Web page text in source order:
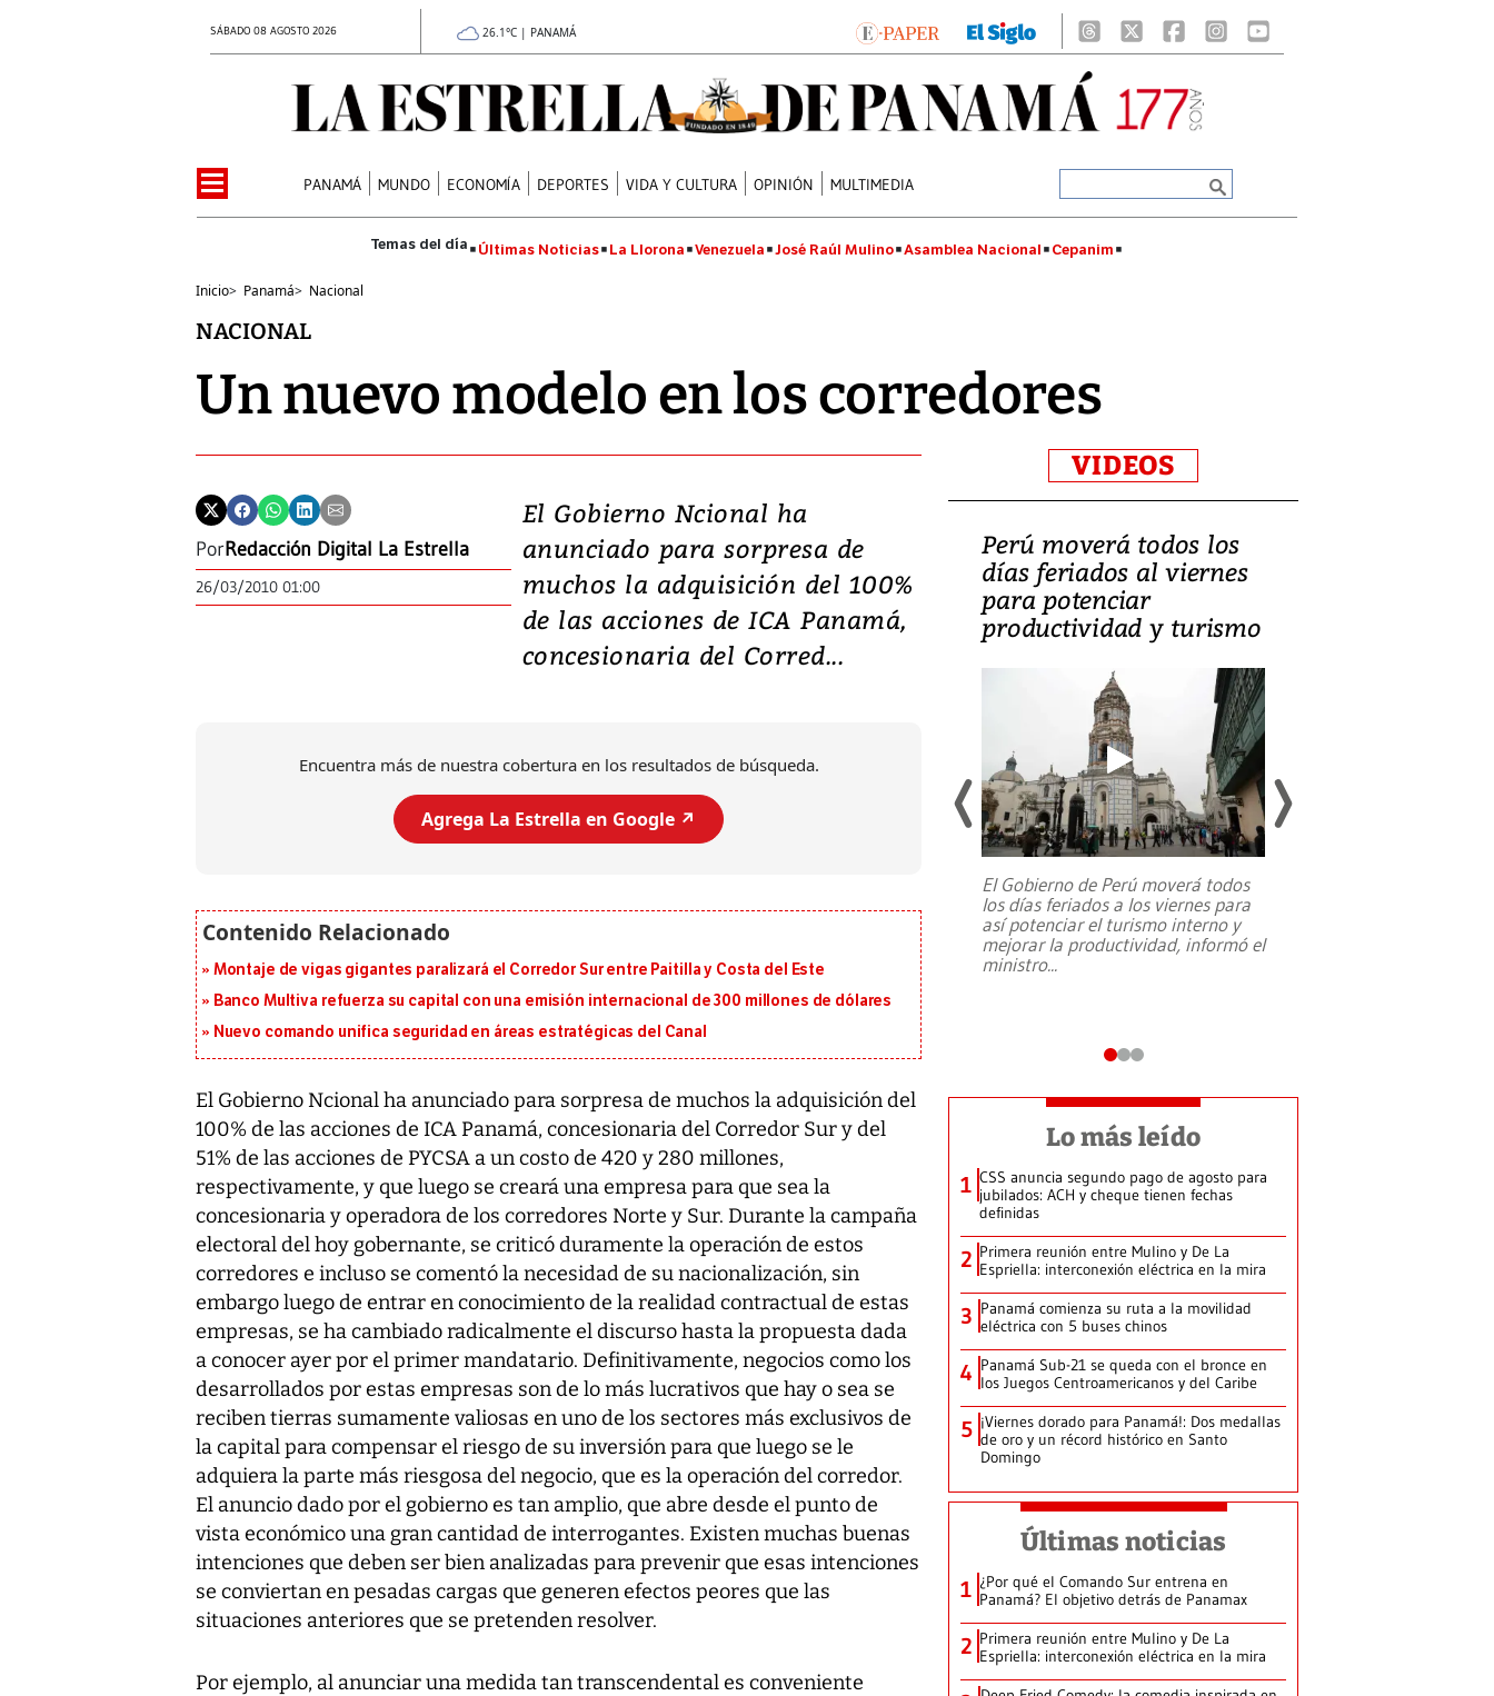
SÁBADO 08 AGOSTO 2026 26.1°C | PANAMÁ
PANAMÁ MUNDO ECONOMÍA DEPORTES VIDA Y CULTURA OPINIÓN MULTIMEDIA
Últimas Noticias La Llorona Venezuela José Raúl Mulino Asamblea Nacional Cepanim
Inicio> Panamá> Nacional
NACIONAL
Un nuevo modelo en los corredores
PorRedacción Digital La Estrella
26/03/2010 01:00
El Gobierno Ncional ha
anunciado para sorpresa de
muchos la adquisición del 100%
de las acciones de ICA Panamá,
concesionaria del Corred...
Encuentra más de nuestra cobertura en los resultados de búsqueda.
Agrega La Estrella en Google ↗️
Montaje de vigas gigantes paralizará el Corredor Sur entre Paitilla y Costa del Este
Banco Multiva refuerza su capital con una emisión internacional de 300 millones de dólares
Nuevo comando unifica seguridad en áreas estratégicas del Canal
El Gobierno Ncional ha anunciado para sorpresa de muchos la adquisición del
100% de las acciones de ICA Panamá, concesionaria del Corredor Sur y del
51% de las acciones de PYCSA a un costo de 420 y 280 millones,
respectivamente, y que luego se creará una empresa para que sea la
concesionaria y operadora de los corredores Norte y Sur. Durante la campaña
electoral del hoy gobernante, se criticó duramente la operación de estos
corredores e incluso se comentó la necesidad de su nacionalización, sin
embargo luego de entrar en conocimiento de la realidad contractual de estas
empresas, se ha cambiado radicalmente el discurso hasta la propuesta dada
a conocer ayer por el primer mandatario. Definitivamente, negocios como los
desarrollados por estas empresas son de lo más lucrativos que hay o sea se
reciben tierras sumamente valiosas en uno de los sectores más exclusivos de
la capital para compensar el riesgo de su inversión para que luego se le
adquiera la parte más riesgosa del negocio, que es la operación del corredor.
El anuncio dado por el gobierno es tan amplio, que abre desde el punto de
vista económico una gran cantidad de interrogantes. Existen muchas buenas
intenciones que deben ser bien analizadas para prevenir que esas intenciones
se conviertan en pesadas cargas que generen efectos peores que las
situaciones anteriores que se pretenden resolver.
Por ejemplo, al anunciar una medida tan transcendental es conveniente
VIDEOS
Video: Lula lanza su
candidatura con
promesas de inversión
en defensa, educación y
tierras raras
Entre recuerdos y escuetas
da Silva, oficializó este domingo su
candidatura...
Perú moverá todos los
días feriados al viernes
para potenciar
productividad y turismo
El Gobierno de Perú moverá todos
los días feriados a los viernes para
así potenciar el turismo interno y
mejorar la productividad, informó el
ministro...
Lo más leído
1 CSS anuncia segundo pago de agosto para
jubilados: ACH y cheque tienen fechas
definidas
2 Primera reunión entre Mulino y De La
Espriella: interconexión eléctrica en la mira
3 Panamá comienza su ruta a la movilidad
eléctrica con 5 buses chinos
4 Panamá Sub-21 se queda con el bronce en
los Juegos Centroamericanos y del Caribe
5 ¡Viernes dorado para Panamá!: Dos medallas
de oro y un récord histórico en Santo
Domingo
Últimas noticias
1 ¿Por qué el Comando Sur entrena en
Panamá? El objetivo detrás de Panamax
2 Primera reunión entre Mulino y De La
Espriella: interconexión eléctrica en la mira